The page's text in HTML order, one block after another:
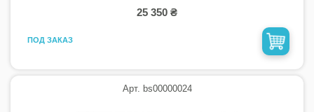
25 350 ₴
ПОД ЗАКАЗ
Арт. bs00000024